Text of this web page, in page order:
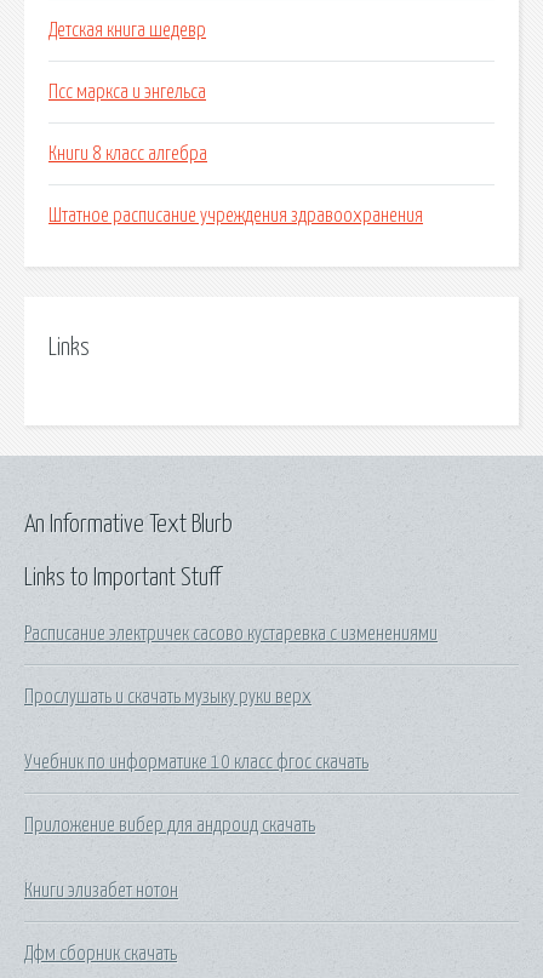
Детская книга шедевр
Псс маркса и энгельса
Книги 8 класс алгебра
Штатное расписание учреждения здравоохранения
Links
Links to Important Stuff
Расписание электричек сасово кустаревка с изменениями
Прослушать и скачать музыку руки верх
Учебник по информатике 10 класс фгос скачать
Приложение вибер для андроид скачать
Книги элизабет нотон
Дфм сборник скачать
An Informative Text Blurb